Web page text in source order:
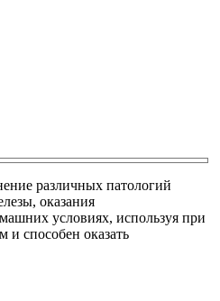
различных патологий
оказания
условиях, используя при
и способен оказать